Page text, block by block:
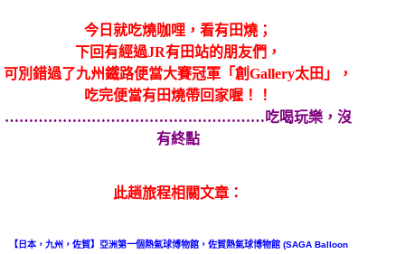
今日就吃燒咖哩，看有田燒；
下回有經過JR有田站的朋友們，
可別錯過了九州鐵路便當大賽冠軍「創Gallery太田」，
吃完便當有田燒帶回家喔！！
………………………………………………吃喝玩樂，沒
有終點
此趟旅程相關文章：
【日本，九州，佐賀】亞洲第一個熱氣球博物館，佐賀熱氣球博物館 (SAGA Balloon